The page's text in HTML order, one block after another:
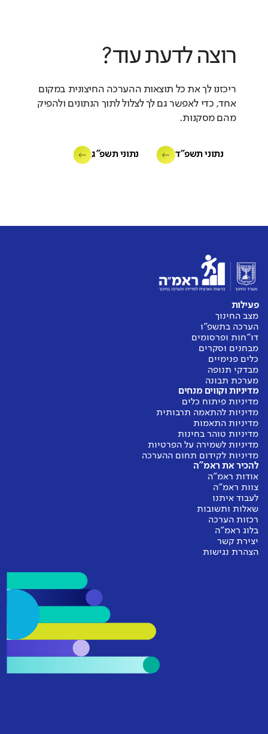
רוצה לדעת עוד?
ריכזנו לך את כל תוצאות ההערכה החיצונית במקום
אחד, כדי לאפשר גם לך לצלול לתוך הנתונים ולהפיק
מהם מסקנות.
נתוני תשפ"ד נתוני תשפ"ג
פעילות
מצב החינוך
הערכה בתשפ"ו
דו"חות ופרסומים
מבחנים וסקרים
כלים פנימיים
מבדקי תנופה
מערכת תבונה
מדיניות וקווים מנחים
מדיניות פיתוח כלים
מדיניות להתאמה תרבותית
מדיניות התאמות
מדיניות טוהר בחינות
מדיניות לשמירה על הפרטיות
מדיניות לקידום תחום ההערכה
להכיר את ראמ"ה
אודות ראמ"ה
צוות ראמ"ה
לעבוד איתנו
שאלות ותשובות
רכזות הערכה
בלוג ראמ"ה
יצירת קשר
הצהרת נגישות